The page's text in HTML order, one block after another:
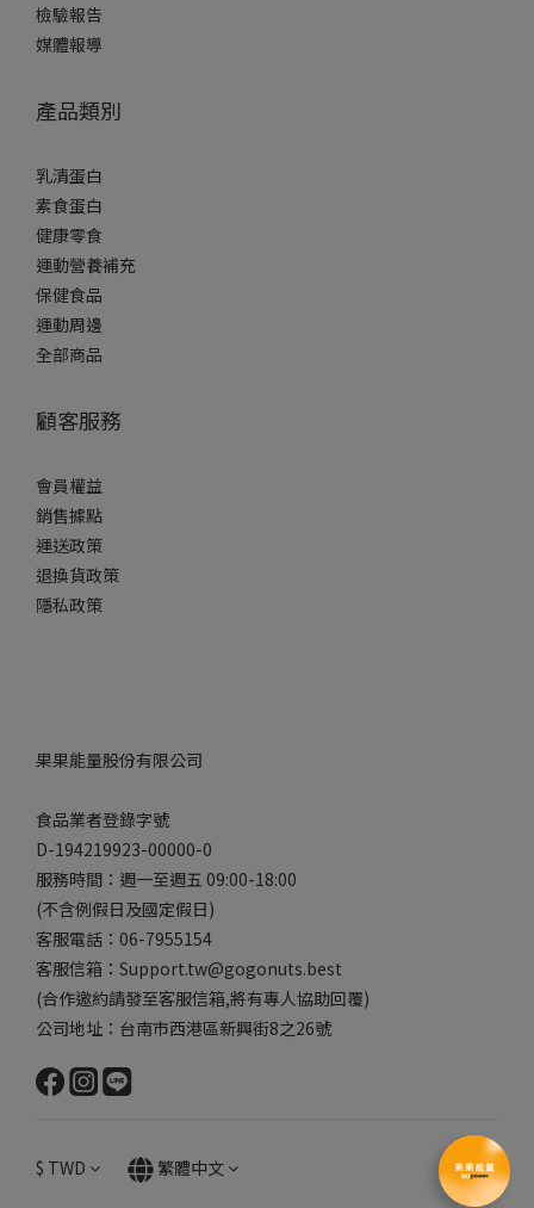
檢驗報告
媒體報導
產品類別
乳清蛋白
素食蛋白
健康零食
運動營養補充
保健食品
運動周邊
全部商品
顧客服務
會員權益
銷售據點
運送政策
退換貨政策
隱私政策
果果能量股份有限公司
食品業者登錄字號
D-194219923-00000-0
服務時間：週一至週五 09:00-18:00
(不含例假日及國定假日)
客服電話：06-7955154
客服信箱：Support.tw@gogonuts.best
(合作邀約請發至客服信箱,將有專人協助回覆)
公司地址：台南市西港區新興街8之26號
$ TWD 繁體中文